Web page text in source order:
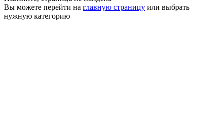
Вы можете перейти на главную страницу или выбрать
нужную категорию